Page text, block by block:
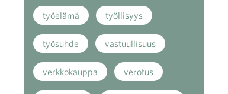
työelämä työllisyys
työsuhde vastuullisuus
verkkokauppa verotus